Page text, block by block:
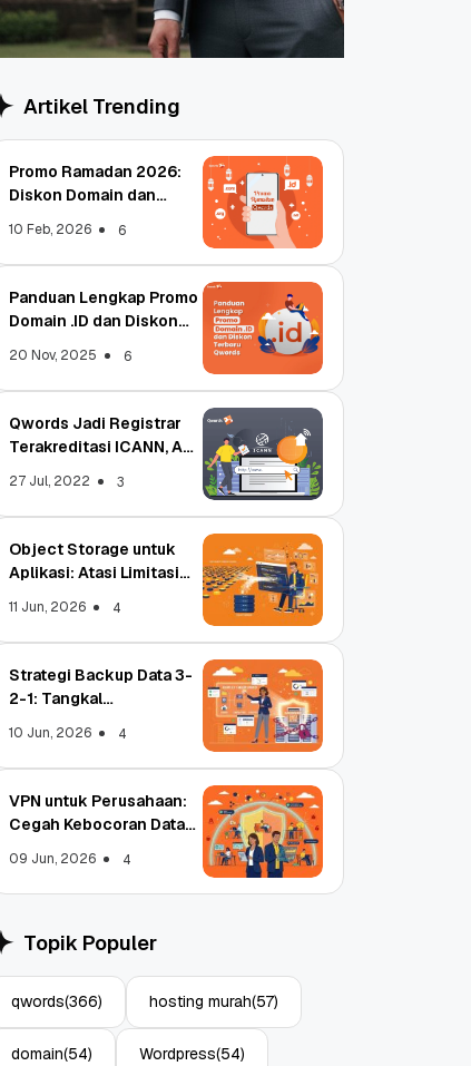
Object Storage untuk
Aplikasi: Atasi Limitasi
Artikel Trending
Promo Ramadan 2026:
Diskon Domain dan
10 Feb, 2026 6
Panduan Lengkap Promo
Domain .ID dan Diskon
20 Nov, 2025 6
Qwords Jadi Registrar
Terakreditasi ICANN, Apa
27 Jul, 2022 3
Object Storage untuk
Aplikasi: Atasi Limitasi
11 Jun, 2026 4
Strategi Backup Data 3-
2-1: Tangkal
10 Jun, 2026 4
VPN untuk Perusahaan:
Cegah Kebocoran Data
09 Jun, 2026 4
Topik Populer
qwords(366) hosting murah(57)
domain(54) Wordpress(54)